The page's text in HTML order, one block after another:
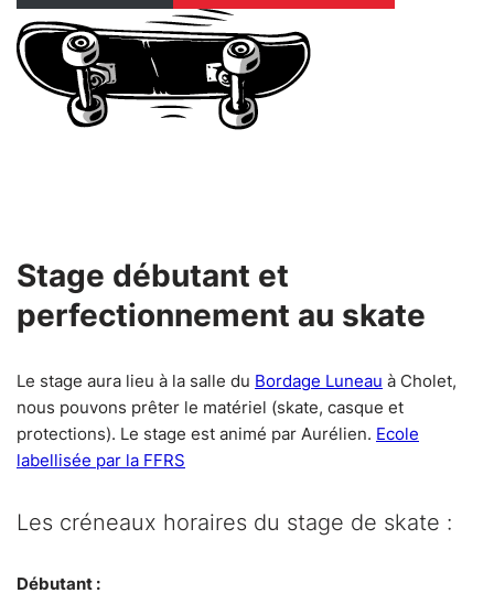
Stage débutant et
perfectionnement au skate
Le stage aura lieu à la salle du Bordage Luneau à Cholet,
nous pouvons prêter le matériel (skate, casque et
protections). Le stage est animé par Aurélien. Ecole
labellisée par la FFRS
Les créneaux horaires du stage de skate :
Débutant :